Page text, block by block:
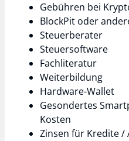
Gebühren bei
BlockPit oder
Steuerberater
Steuersoftware
Fachliteratur
Weiterbildung
Hardware-Wallet
Gesondertes
Kosten
Zinsen für Kredite /